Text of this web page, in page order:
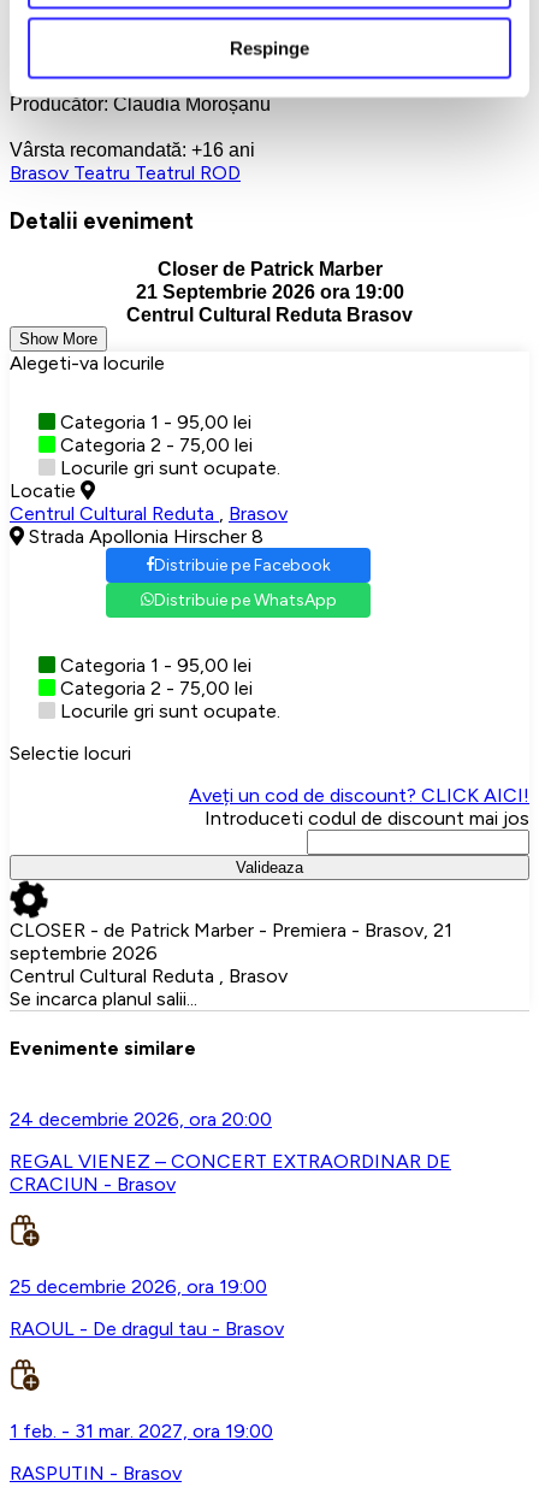
Respinge
Femeilor în Artă), Centrul European al Artiștilor Basarabeni
Sponsor: Smart Wood, Alt Nivel Studio, KPMG, Dan Boabeș
Producător: Claudia Moroșanu
Vârsta recomandată: +16 ani
Brasov Teatru Teatrul ROD
Detalii eveniment
Closer de Patrick Marber
21 Septembrie 2026 ora 19:00
Centrul Cultural Reduta Brasov
Show More
Alegeti-va locurile
Categoria 1 - 95,00 lei
Categoria 2 - 75,00 lei
Locurile gri sunt ocupate.
Locatie
Centrul Cultural Reduta
Brasov
Strada Apollonia Hirscher 8
Distribuie pe Facebook
Distribuie pe WhatsApp
Categoria 1 - 95,00 lei
Categoria 2 - 75,00 lei
Locurile gri sunt ocupate.
Selectie locuri
Aveți un cod de discount? CLICK AICI!
Introduceti codul de discount mai jos
Valideaza
CLOSER - de Patrick Marber - Premiera - Brasov, 21
septembrie 2026
Centrul Cultural Reduta , Brasov
Se incarca planul salii...
Evenimente similare
24 decembrie 2026, ora 20:00
REGAL VIENEZ – CONCERT EXTRAORDINAR DE
CRACIUN - Brasov
25 decembrie 2026, ora 19:00
RAOUL - De dragul tau - Brasov
1 feb. - 31 mar. 2027, ora 19:00
RASPUTIN - Brasov